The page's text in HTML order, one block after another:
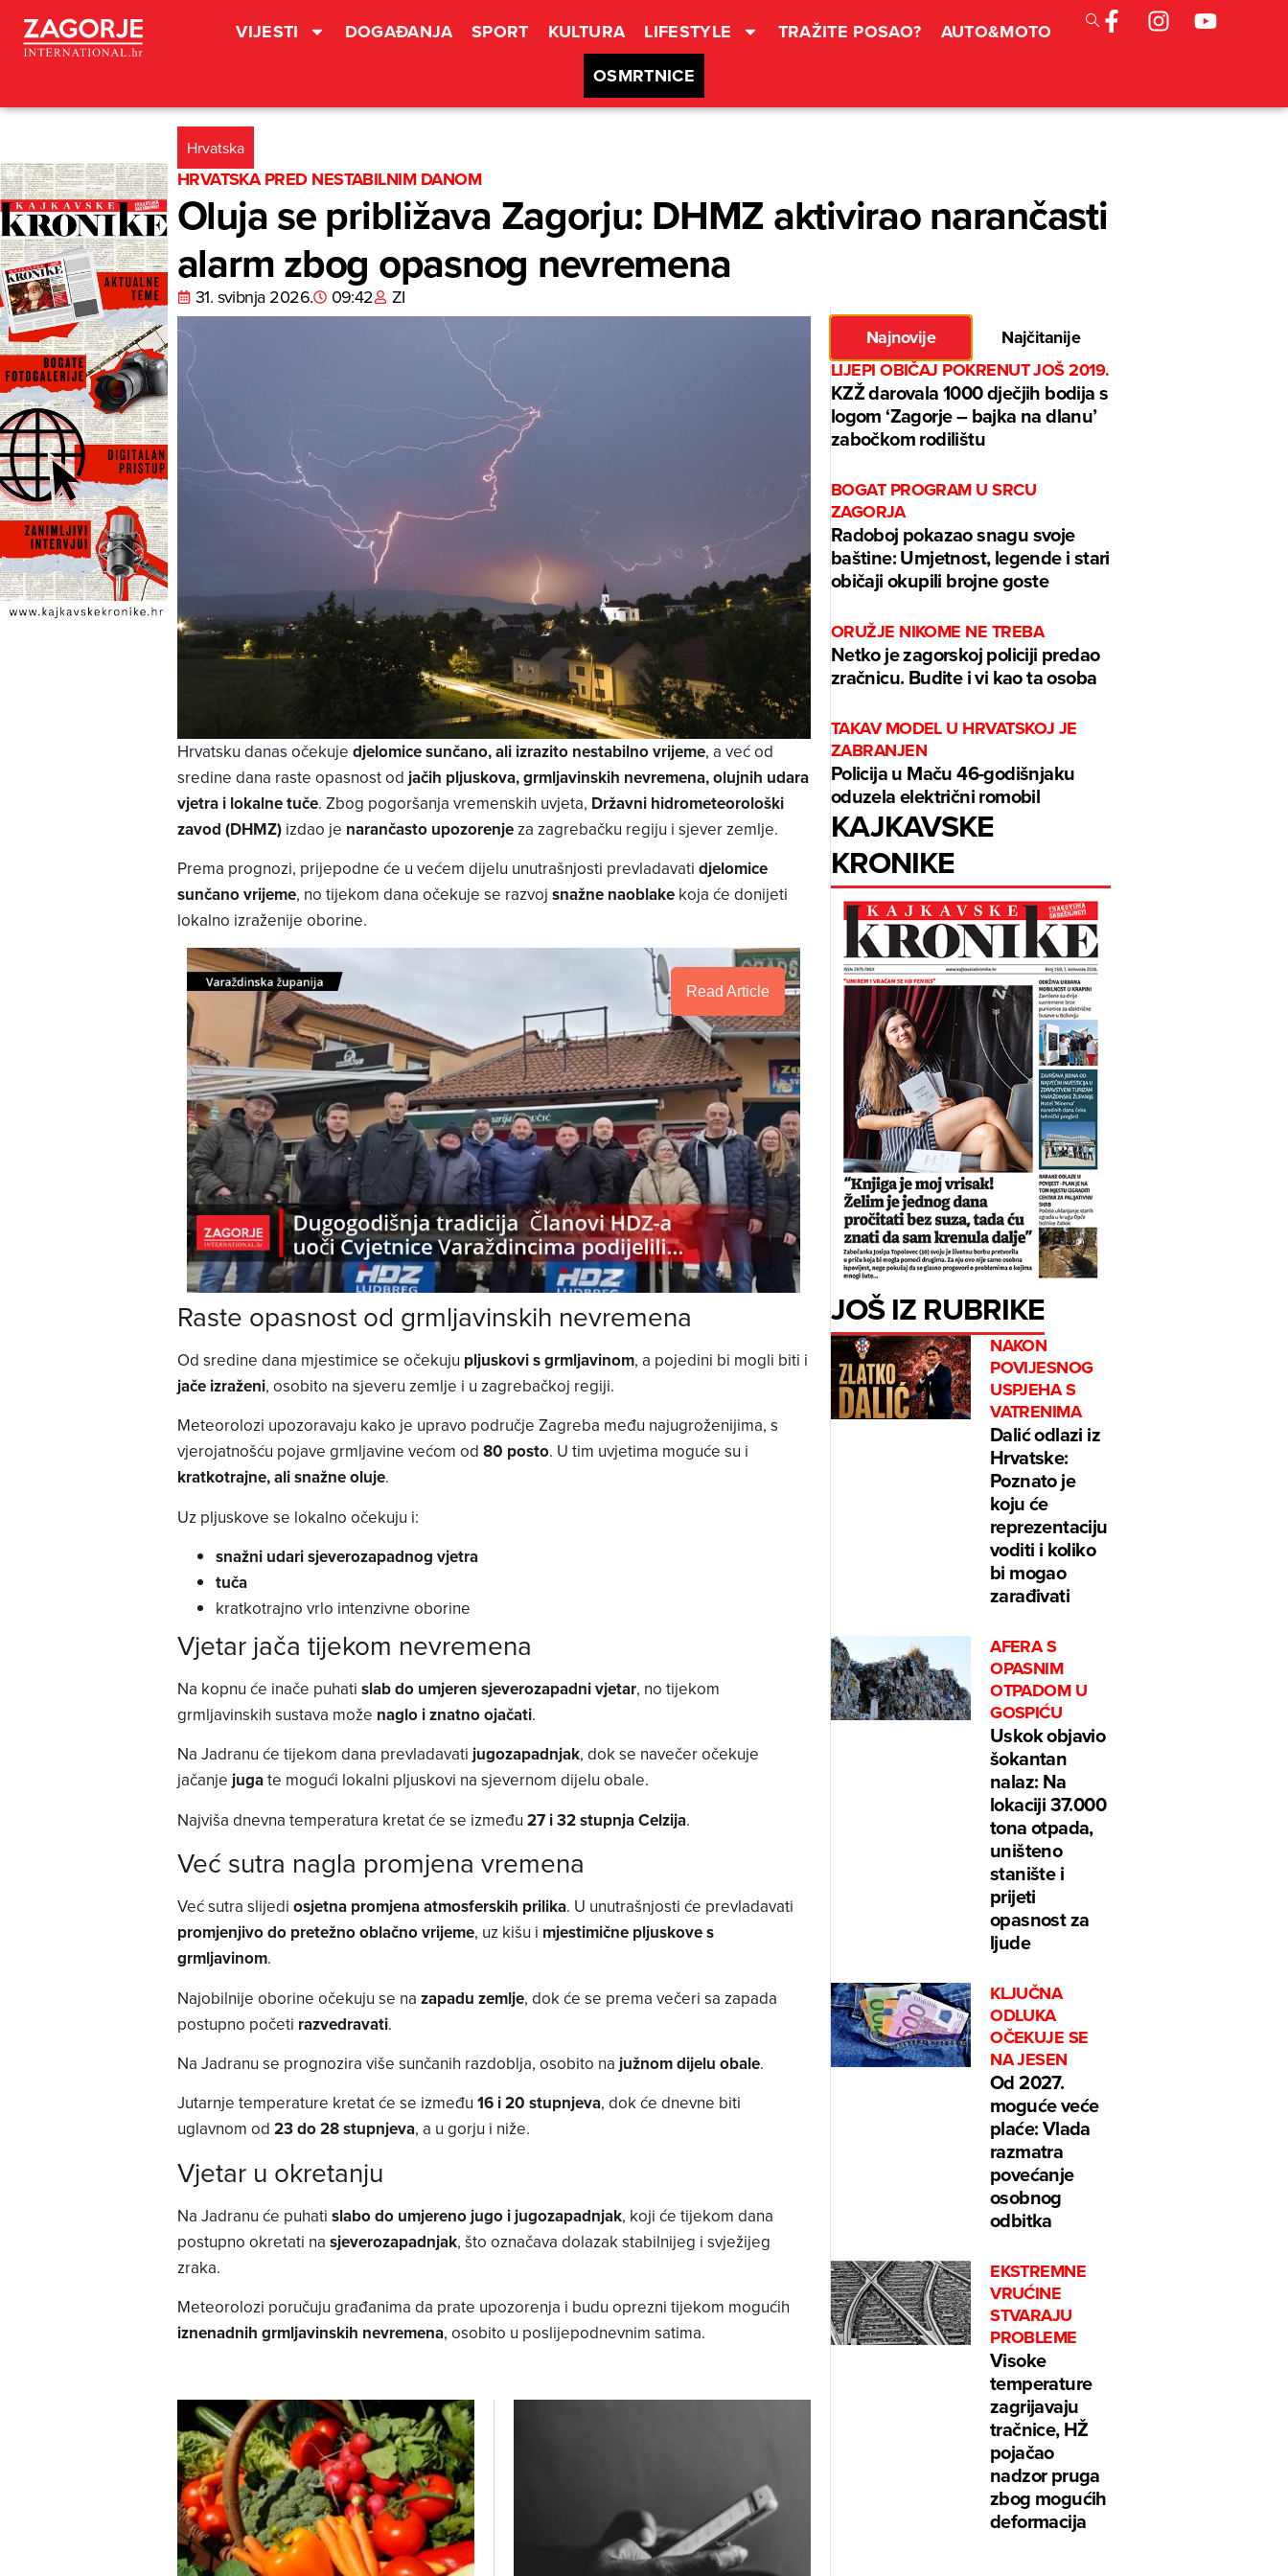
VIJESTI DOGAĐANJA SPORT KULTURA LIFESTYLE TRAŽITE POSAO?
AUTO&MOTO
OSMRTNICE
Hrvatska
HRVATSKA PRED NESTABILNIM DANOM
Oluja se približava Zagorju: DHMZ aktivirao narančasti
alarm zbog opasnog nevremena
31. svibnja 2026. 09:42 ZI
Hrvatsku danas očekuje djelomice sunčano, ali izrazito nestabilno vrijeme, a već od
sredine dana raste opasnost od jačih pljuskova, grmljavinskih nevremena, olujnih udara
vjetra i lokalne tuče. Zbog pogoršanja vremenskih uvjeta, Državni hidrometeorološki
zavod (DHMZ)izdao je narančasto upozorenjeza zagrebačku regiju i sjever zemlje.
Prema prognozi, prijepodne će u većem dijelu unutrašnjosti prevladavati djelomice
sunčano vrijeme, no tijekom dana očekuje se razvoj snažne naoblakekoja će donijeti
lokalno izraženije oborine.
Read Article
Raste opasnost od grmljavinskih nevremena
Od sredine dana mjestimice se očekuju pljuskovi s grmljavinom, a pojedini bi mogli biti i
jače izraženi, osobito na sjeveru zemlje i u zagrebačkoj regiji.
Meteorolozi upozoravaju kako je upravo područje Zagreba među najugroženijima, s
vjerojatnošću pojave grmljavine većom od 80 posto. U tim uvjetima moguće su i
kratkotrajne, ali snažne oluje.
Uz pljuskove se lokalno očekuju i:
snažni udari sjeverozapadnog vjetra
tuča
kratkotrajno vrlo intenzivne oborine
Vjetar jača tijekom nevremena
Na kopnu će inače puhati slab do umjeren sjeverozapadni vjetar, no tijekom
grmljavinskih sustava može naglo i znatno ojačati.
Na Jadranu će tijekom dana prevladavati jugozapadnjak, dok se navečer očekuje
jačanje jugate mogući lokalni pljuskovi na sjevernom dijelu obale.
Najviša dnevna temperatura kretat će se između 27 i 32 stupnja Celzija.
Već sutra nagla promjena vremena
Već sutra slijedi osjetna promjena atmosferskih prilika. U unutrašnjosti će prevladavati
promjenjivo do pretežno oblačno vrijeme, uz kišu i mjestimične pljuskove s
grmljavinom.
Najobilnije oborine očekuju se na zapadu zemlje, dok će se prema večeri sa zapada
postupno početi razvedravati.
Na Jadranu se prognozira više sunčanih razdoblja, osobito na južnom dijelu obale.
Jutarnje temperature kretat će se između 16 i 20 stupnjeva, dok će dnevne biti
uglavnom od 23 do 28 stupnjeva, a u gorju i niže.
Vjetar u okretanju
Na Jadranu će puhati slabo do umjereno jugo i jugozapadnjak, koji će tijekom dana
postupno okretati na sjeverozapadnjak, što označava dolazak stabilnijeg i svježijeg
zraka.
Meteorolozi poručuju građanima da prate upozorenja i budu oprezni tijekom mogućih
iznenadnih grmljavinskih nevremena, osobito u poslijepodnevnim satima.
Najnovije
Najčitanije
LIJEPI OBIČAJ POKRENUT JOŠ 2019.
KZŽ darovala 1000 dječjih bodija s
logom ‘Zagorje – bajka na dlanu’
zabočkom rodilištu
BOGAT PROGRAM U SRCU
ZAGORJA
Radoboj pokazao snagu svoje
baštine: Umjetnost, legende i stari
običaji okupili brojne goste
ORUŽJE NIKOME NE TREBA
Netko je zagorskoj policiji predao
zračnicu. Budite i vi kao ta osoba
TAKAV MODEL U HRVATSKOJ JE
ZABRANJEN
Policija u Maču 46-godišnjaku
oduzela električni romobil
KAJKAVSKE
KRONIKE
JOŠ IZ RUBRIKE
NAKON
POVIJESNOG
USPJEHA S
VATRENIMA
Dalić odlazi iz
Hrvatske:
Poznato je
koju će
reprezentaciju
voditi i koliko
bi mogao
zarađivati
AFERA S
OPASNIM
OTPADOM U
GOSPIĆU
Uskok objavio
šokantan
nalaz: Na
lokaciji 37.000
tona otpada,
uništeno
stanište i
prijeti
opasnost za
ljude
KLJUČNA
ODLUKA
OČEKUJE SE
NA JESEN
Od 2027.
moguće veće
plaće: Vlada
razmatra
povećanje
osobnog
odbitka
EKSTREMNE
VRUĆINE
STVARAJU
PROBLEME
Visoke
temperature
zagrijavaju
tračnice, HŽ
pojačao
nadzor pruga
zbog mogućih
deformacija